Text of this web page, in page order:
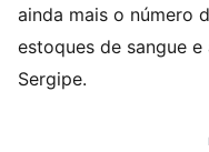
ainda mais o número
estoques de sangue
Sergipe.